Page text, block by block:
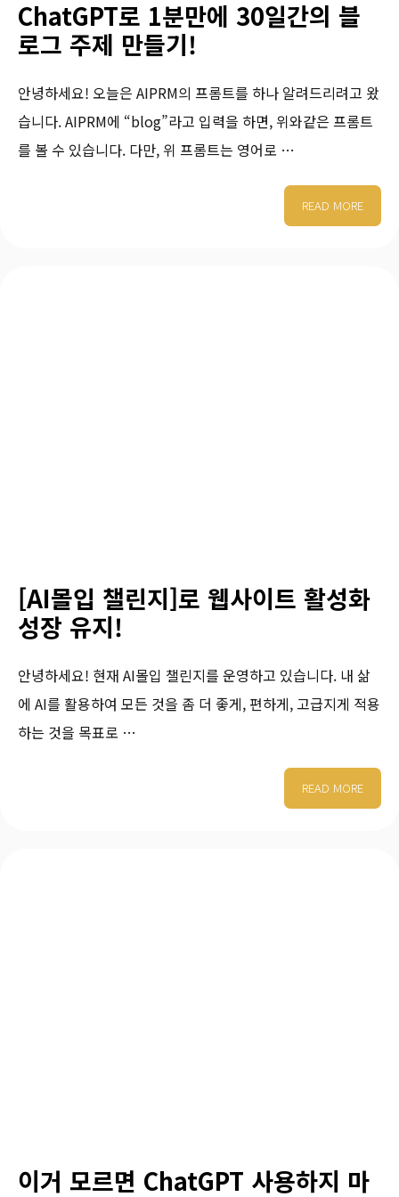
ChatGPT로 1분만에 30일간의 블
로그 주제 만들기!
안녕하세요! 오늘은 AIPRM의 프롬트를 하나 알려드리려고 왔
습니다. AIPRM에 “blog”라고 입력을 하면, 위와같은 프롬트
를 볼 수 있습니다. 다만, 위 프롬트는 영어로 …
READ MORE
[AI몰입 챌린지]로 웹사이트 활성화
성장 유지!
안녕하세요! 현재 AI몰입 챌린지를 운영하고 있습니다. 내 삶
에 AI를 활용하여 모든 것을 좀 더 좋게, 편하게, 고급지게 적용
하는 것을 목표로 …
READ MORE
이거 모르면 ChatGPT 사용하지 마